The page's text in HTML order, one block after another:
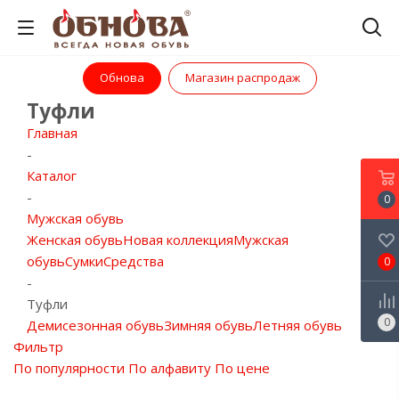
Обнова Магазин распродаж
Туфли
Главная
-
Каталог
-
Мужская обувь
Женская обувьНовая коллекцияМужская
обувьСумкиСредства
-
Туфли
Демисезонная обувьЗимняя обувьЛетняя обувь
Фильтр
По популярности По алфавиту По цене
0
0
0